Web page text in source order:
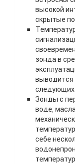
высокой
скрытые
зонда в
выводится
следующих
Зонды с
воде,
себе